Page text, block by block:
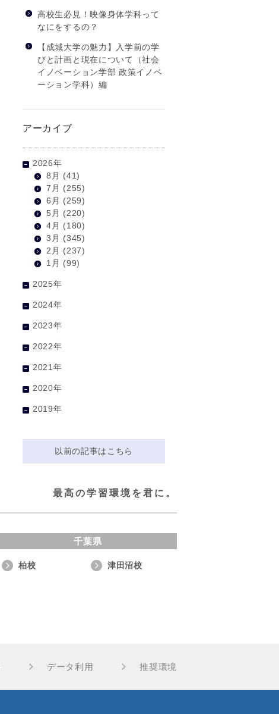
高校生必見！映像身体学科って
なにをするの？
【成城大学の魅力】入学前の学
びと計画と現在について（社会
イノベーション学部 政策イノベ
ーション学科）編
アーカイブ
2026年
8月 (41)
7月 (255)
6月 (259)
5月 (220)
4月 (180)
3月 (345)
2月 (237)
1月 (99)
2025年
2024年
2023年
2022年
2021年
2020年
2019年
以前の記事はこちら
最高の学習環境を君に。
千葉県
柏校 津田沼校
データ利用 推奨環境